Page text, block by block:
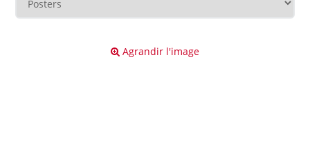
Agrandir l'image